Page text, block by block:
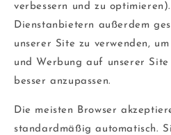
verbessern und zu
Dienstanbietern außerdem
unserer Site zu verwenden,
und Werbung auf unserer
besser anzupassen.
Die meisten Browser
standardmäßig automatisch.